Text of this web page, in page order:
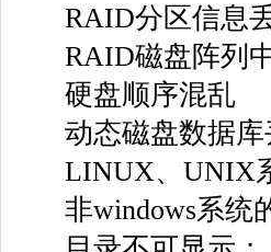
RAID分区信息
RAID磁盘阵列
硬盘顺序混乱
动态磁盘数据库
LINUX、UNIX
非windows系统